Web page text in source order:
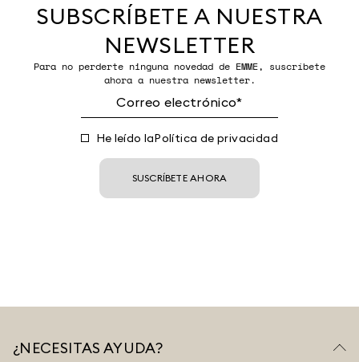
SUBSCRÍBETE A NUESTRA
NEWSLETTER
Para no perderte ninguna novedad de EMME, suscríbete
ahora a nuestra newsletter.
He leído laPolítica de privacidad
SUSCRÍBETE AHORA
¿NECESITAS AYUDA?